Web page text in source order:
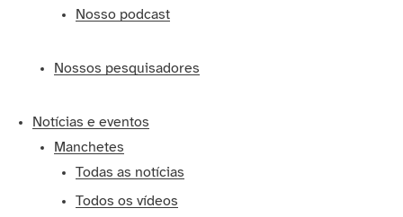
Nosso podcast
Nossos pesquisadores
Notícias e eventos
Manchetes
Todas as notícias
Todos os vídeos